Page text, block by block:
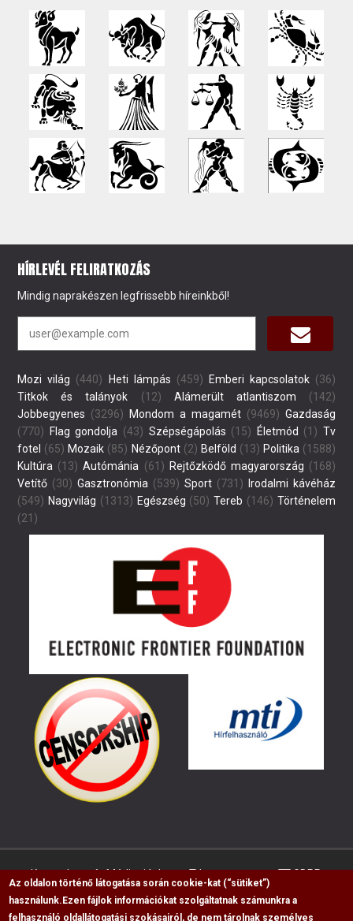
HÍRLEVÉL FELIRATKOZÁS
Mindig naprakészen legfrissebb híreinkből!
Mozi világ (440) Heti lámpás (459) Emberi kapcsolatok(36)
Titkok és talányok (12) Alámerült atlantiszom (142)
Jobbegyenes (3296) Mondom a magamét(9469) Gazdaság
(770)
Flag gondolja (43) Szépségápolás (15) Életmód (1) Tv
fotel (65) Mozaik (85) Nézőpont(2) Belföld (13) Politika(1588)
Kultúra (13) Autómánia (61) Rejtőzködő magyarország (168)
Vetítő (30) Gasztronómia (539) Sport(731)
Irodalmi kávéház
(549) Nagyvilág (1313) Egészség (50) Tereb (146) Történelem
(21)
Kapcsolat Médiaajánlat Impresszum GDPR
Az oldalon történő látogatása során cookie-kat (“sütiket”)
használunk. Ezen fájlok információkat szolgáltatnak számunkra a
felhasználó oldallátogatási szokásairól, de nem tárolnak személyes